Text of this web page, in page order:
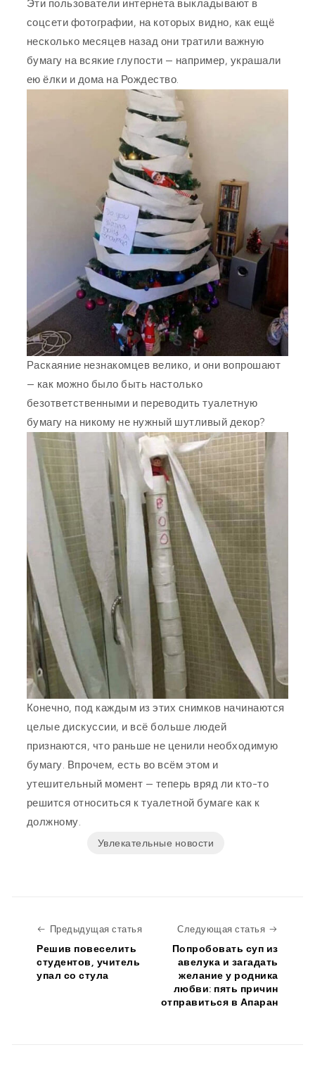
Эти пользователи интернета выкладывают в
соцсети фотографии, на которых видно, как ещё
несколько месяцев назад они тратили важную
бумагу на всякие глупости — например, украшали
ею ёлки и дома на Рождество.
Раскаяние незнакомцев велико, и они вопрошают
— как можно было быть настолько
безответственными и переводить туалетную
бумагу на никому не нужный шутливый декор?
Конечно, под каждым из этих снимков начинаются
целые дискуссии, и всё больше людей
признаются, что раньше не ценили необходимую
бумагу. Впрочем, есть во всём этом и
утешительный момент — теперь вряд ли кто-то
решится относиться к туалетной бумаге как к
должному.
Увлекательные новости
Предыдущая статьяПредыдущая статья
Решив повеселить
студентов, учитель
упал со стула
Следующая статья
Попробовать суп из
авелука и загадать
желание у родника
любви: пять причин
отправиться в Апаран